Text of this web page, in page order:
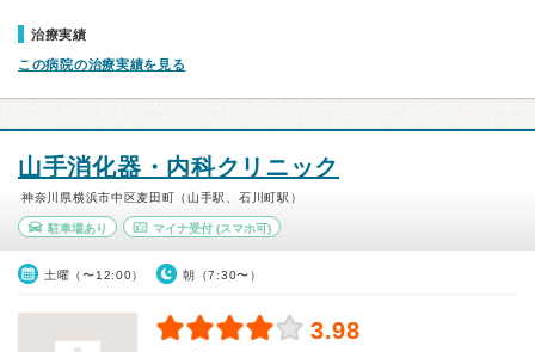
治療実績
この病院の治療実績を見る
山手消化器・内科クリニック
神奈川県横浜市中区麦田町（山手駅、石川町駅）
駐車場あり マイナ受付(スマホ可)
土曜（〜12:00） 朝（7:30〜）
3.98